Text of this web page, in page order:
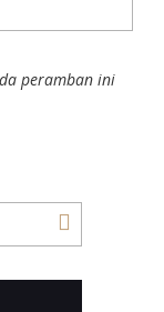
peramban ini